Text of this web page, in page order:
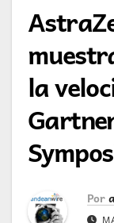
la
Por